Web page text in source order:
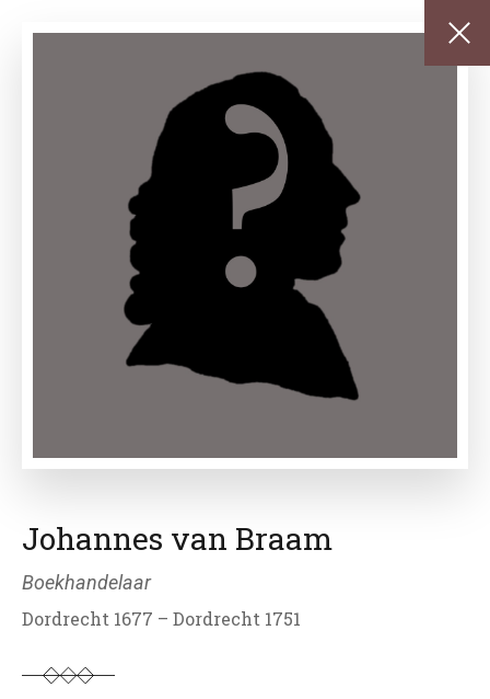
Johannes van Braam
Boekhandelaar
Dordrecht 1677 – Dordrecht 1751